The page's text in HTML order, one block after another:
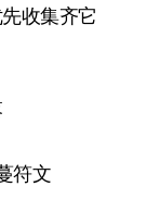
收集齐它
符文